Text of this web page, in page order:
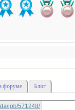
форуме Блог
job/571248/